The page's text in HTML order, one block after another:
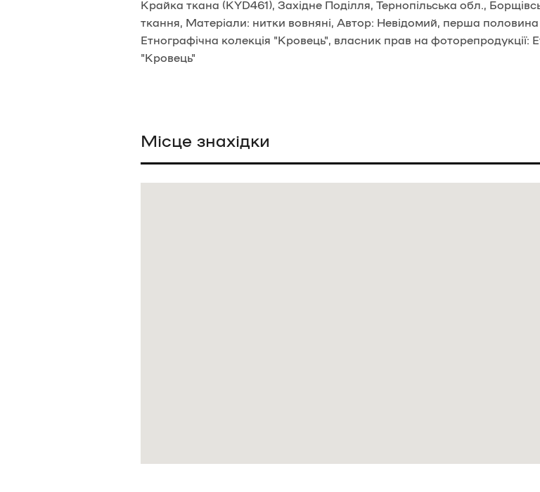
Крайка ткана (KYD461), Західне Поділля, Тернопільська обл.,
ткання, Матеріали: нитки вовняні, Автор: Невідомий, перша
Етнографічна колекція "Кровець", власник прав на фоторепродукції:
"Кровець"
Місце знахідки